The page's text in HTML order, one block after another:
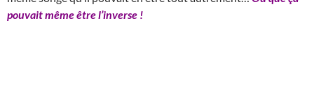
pouvait même être l’inverse !